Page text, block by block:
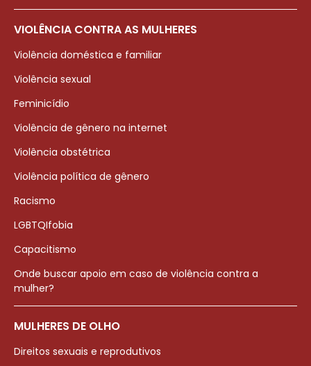
VIOLÊNCIA CONTRA AS MULHERES
Violência doméstica e familiar
Violência sexual
Feminicídio
Violência de gênero na internet
Violência obstétrica
Violência política de gênero
Racismo
LGBTQIfobia
Capacitismo
Onde buscar apoio em caso de violência contra a
mulher?
MULHERES DE OLHO
Direitos sexuais e reprodutivos